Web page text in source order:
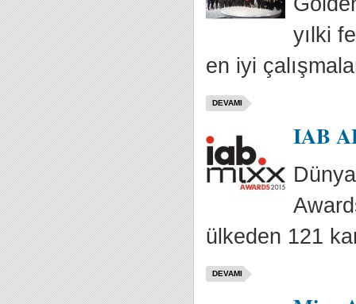
yılki
en iyi
DEVAMI
IAB
ülkeden 121
DEVAMI